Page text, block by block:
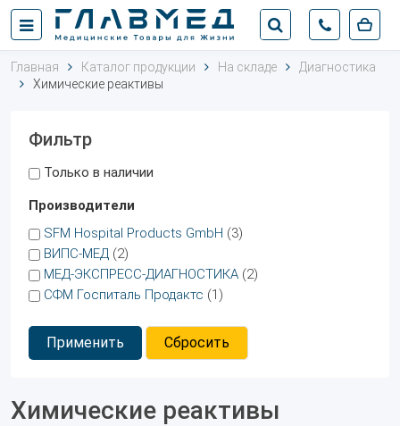
Главная Каталог продукции На складе
Диагностика
Химические реактивы
Фильтр
Только в наличии
Производители
SFM Hospital Products GmbH (3)
ВИПС-МЕД (2)
МЕД-ЭКСПРЕСС-ДИАГНОСТИКА (2)
СФМ Госпиталь Продактс (1)
Применить Сбросить
Химические реактивы